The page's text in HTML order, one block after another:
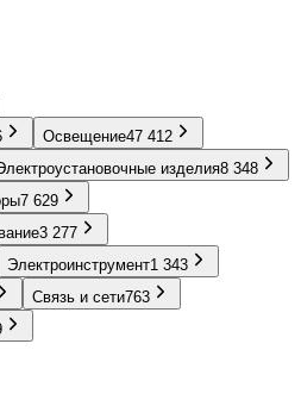
Освещение47 412
изделия8 348
7 629
3 277
Электроинструмент1 343
Связь и сети763